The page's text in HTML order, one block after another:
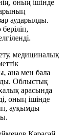
оның ішінде
аударылды.
медициналық
ана мен бала
Облыстық
арасында
оның ішінде
ауқымды